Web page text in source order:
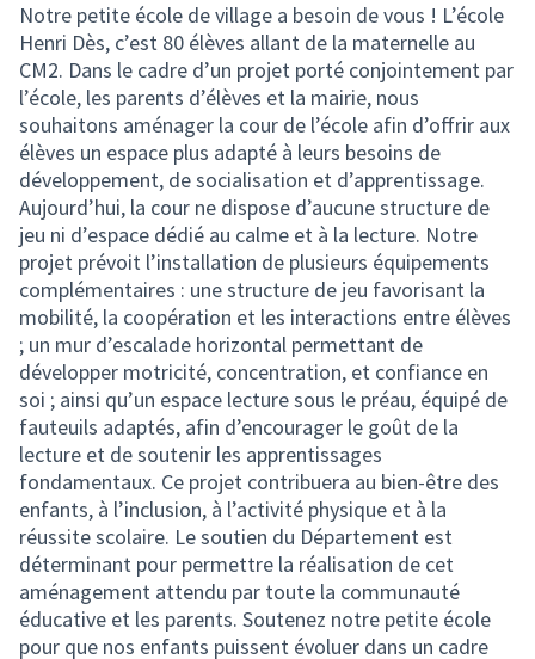
Notre petite école de village a besoin de vous ! L’école
Henri Dès, c’est 80 élèves allant de la maternelle au
CM2. Dans le cadre d’un projet porté conjointement par
l’école, les parents d’élèves et la mairie, nous
souhaitons aménager la cour de l’école afin d’offrir aux
élèves un espace plus adapté à leurs besoins de
développement, de socialisation et d’apprentissage.
Aujourd’hui, la cour ne dispose d’aucune structure de
jeu ni d’espace dédié au calme et à la lecture. Notre
projet prévoit l’installation de plusieurs équipements
complémentaires : une structure de jeu favorisant la
mobilité, la coopération et les interactions entre élèves
; un mur d’escalade horizontal permettant de
développer motricité, concentration, et confiance en
soi ; ainsi qu’un espace lecture sous le préau, équipé de
fauteuils adaptés, afin d’encourager le goût de la
lecture et de soutenir les apprentissages
fondamentaux. Ce projet contribuera au bien-être des
enfants, à l’inclusion, à l’activité physique et à la
réussite scolaire. Le soutien du Département est
déterminant pour permettre la réalisation de cet
aménagement attendu par toute la communauté
éducative et les parents. Soutenez notre petite école
pour que nos enfants puissent évoluer dans un cadre